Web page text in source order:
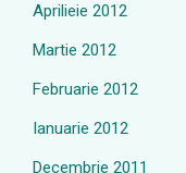
Aprilieie 2012
Martie 2012
Februarie 2012
Ianuarie 2012
Decembrie 2011